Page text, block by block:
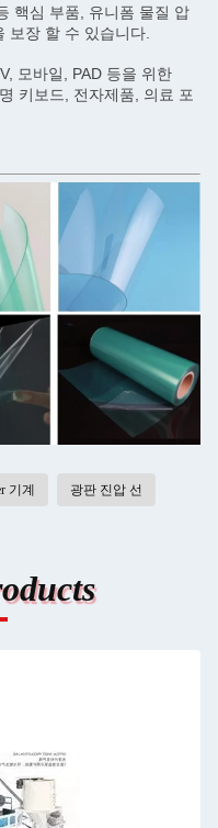
핵심 부품, 유니폼 물질 압
보장 할 수 있습니다.
모바일, PAD 등을 위한
키보드, 전자제품, 의료 포
기계 광판 진압 선